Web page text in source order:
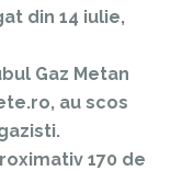
din 14 iulie,
Gaz Metan
au scos
170 de